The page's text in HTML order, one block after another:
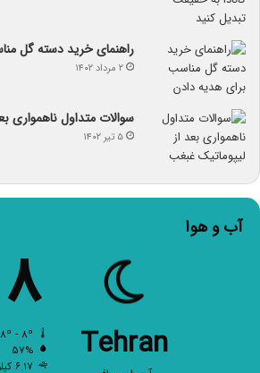
راهنمای خرید دسته گل
۲ مرداد ۱۴۰۲
سوالات متداول ناهمواری
۵ تیر ۱۴۰۲
آب و هوا
Tehran
۸
۵۷%
۶.۱۷ کیلومتر/ساعت